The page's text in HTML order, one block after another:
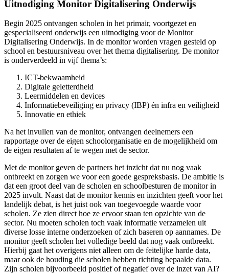
Uitnodiging Monitor Digitalisering Onderwijs
Begin 2025 ontvangen scholen in het primair, voortgezet en
gespecialiseerd onderwijs een uitnodiging voor de Monitor
Digitalisering Onderwijs. In de monitor worden vragen gesteld op
school en bestuursniveau over het thema digitalisering. De monitor
is onderverdeeld in vijf thema’s:
ICT-bekwaamheid
Digitale geletterdheid
Leermiddelen en devices
Informatiebeveiliging en privacy (IBP) én infra en veiligheid
Innovatie en ethiek
Na het invullen van de monitor, ontvangen deelnemers een
rapportage over de eigen schoolorganisatie en de mogelijkheid om
de eigen resultaten af te wegen met de sector.
Met de monitor geven de partners het inzicht dat nu nog vaak
ontbreekt en zorgen we voor een goede gespreksbasis. De ambitie is
dat een groot deel van de scholen en schoolbesturen de monitor in
2025 invult. Naast dat de monitor kennis en inzichten geeft voor het
landelijk debat, is het juist ook van toegevoegde waarde voor
scholen. Ze zien direct hoe ze ervoor staan ten opzichte van de
sector. Nu moeten scholen toch vaak informatie verzamelen uit
diverse losse interne onderzoeken of zich baseren op aannames. De
monitor geeft scholen het volledige beeld dat nog vaak ontbreekt.
Hierbij gaat het overigens niet alleen om de feitelijke harde data,
maar ook de houding die scholen hebben richting bepaalde data.
Zijn scholen bijvoorbeeld positief of negatief over de inzet van AI?